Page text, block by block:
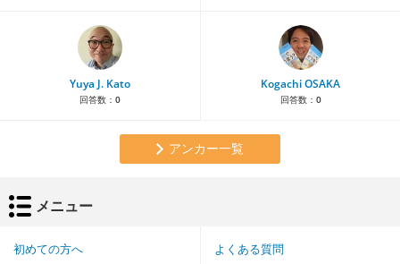
Yuya J. Kato
回答数： 0
Kogachi OSAKA
回答数： 0
アンカー一覧
メニュー
初めての方へ よくある質問